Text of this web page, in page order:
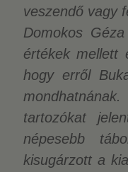
veszendő vagy
Domokos
értékek mellett
hogy erről
tartozókat
népesebb
kisugárzott a